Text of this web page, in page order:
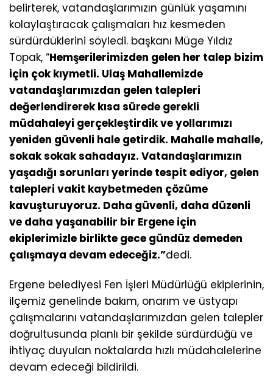
belirterek, vatandaşlarımızın günlük yaşamını
kolaylaştıracak çalışmaları hız kesmeden
sürdürdüklerini söyledi. başkanı Müge Yıldız
Topak, “Hemşerilerimizden gelen her talep bizim
için çok kıymetli. Ulaş Mahallemizde
vatandaşlarımızdan gelen talepleri
değerlendirerek kısa sürede gerekli
müdahaleyi gerçekleştirdik ve yollarımızı
yeniden güvenli hale getirdik. Mahalle mahalle,
sokak sokak sahadayız. Vatandaşlarımızın
yaşadığı sorunları yerinde tespit ediyor, gelen
talepleri vakit kaybetmeden çözüme
kavuşturuyoruz. Daha güvenli, daha düzenli
ve daha yaşanabilir bir Ergene için
ekiplerimizle birlikte gece gündüz demeden
çalışmaya devam edeceğiz.”dedi.
Ergene belediyesi Fen İşleri Müdürlüğü ekiplerinin,
ilçemiz genelinde bakım, onarım ve üstyapı
çalışmalarını vatandaşlarımızdan gelen talepler
doğrultusunda planlı bir şekilde sürdürdüğü ve
ihtiyaç duyulan noktalarda hızlı müdahalelerine
devam edeceği bildirildi.